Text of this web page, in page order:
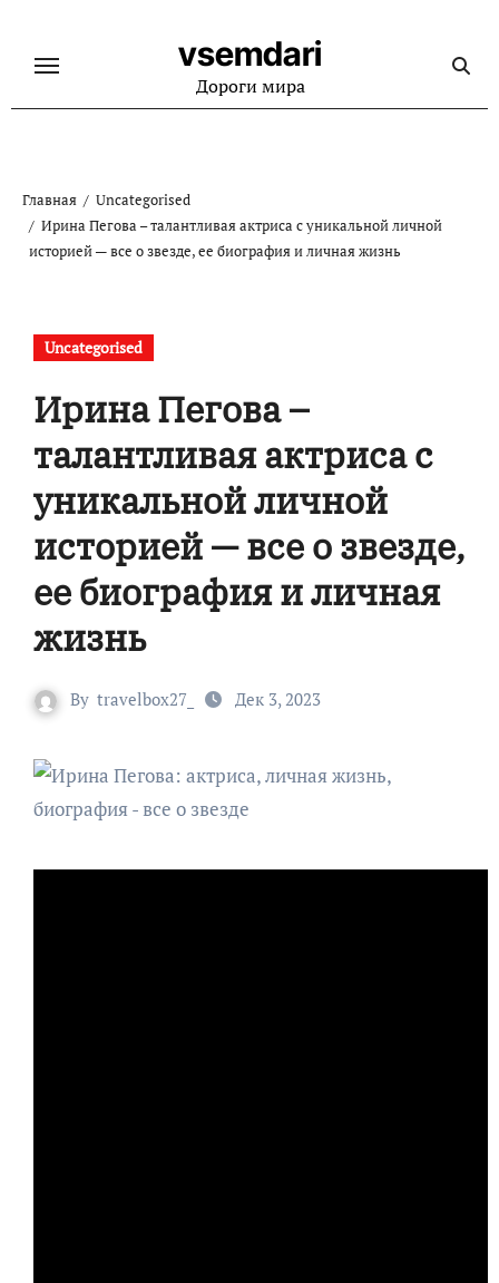
содержанию
vsemdari
Дороги мира
Главная
Uncategorised
Ирина Пегова – талантливая актриса с уникальной личной
историей — все о звезде, ее биография и личная жизнь
Uncategorised
Ирина Пегова –
талантливая актриса с
уникальной личной
историей — все о звезде,
ее биография и личная
жизнь
By travelbox27_ Дек 3, 2023